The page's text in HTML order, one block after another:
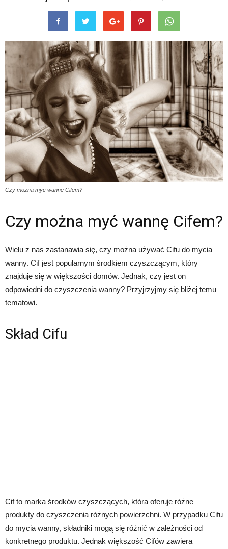
Czy można myc wannę Cifem?
Czy można myć wannę Cifem?
Wielu z nas zastanawia się, czy można używać Cifu do mycia
wanny. Cif jest popularnym środkiem czyszczącym, który
znajduje się w większości domów. Jednak, czy jest on
odpowiedni do czyszczenia wanny? Przyjrzyjmy się bliżej temu
tematowi.
Skład Cifu
Cif to marka środków czyszczących, która oferuje różne
produkty do czyszczenia różnych powierzchni. W przypadku Cifu
do mycia wanny, składniki mogą się różnić w zależności od
konkretnego produktu. Jednak większość Cifów zawiera